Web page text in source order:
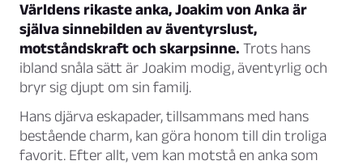
Världens rikaste anka, Joakim von Anka är
själva sinnebilden av äventyrslust,
motståndskraft och skarpsinne. Trots hans
ibland snåla sätt är Joakim modig, äventyrlig och
bryr sig djupt om sin familj.
Hans djärva eskapader, tillsammans med hans
bestående charm, kan göra honom till din troliga
favorit. Efter allt, vem kan motstå en anka som